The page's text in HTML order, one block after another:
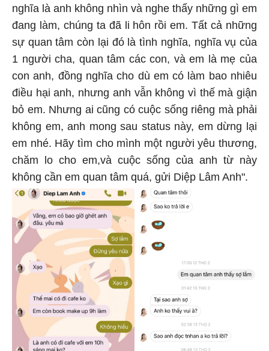
nghĩa là anh không nhìn và nghe thấy những gì em
đang làm, chúng ta đã li hôn rồi em. Tất cả những
sự quan tâm còn lại đó là tình nghĩa, nghĩa vụ của
1 người cha, quan tâm các con, và em là mẹ của
con anh, đồng nghĩa cho dù em có làm bao nhiêu
điều hại anh, nhưng anh vẫn không vì thế mà giận
bỏ em. Nhưng ai cũng có cuộc sống riêng mà phải
không em, anh mong sau status này, em dừng lại
em nhé. Hãy tìm cho mình một người yêu thương,
chăm lo cho em,và cuộc sống của anh từ này
không cần em quan tâm quá, gửi Diệp Lâm Anh".